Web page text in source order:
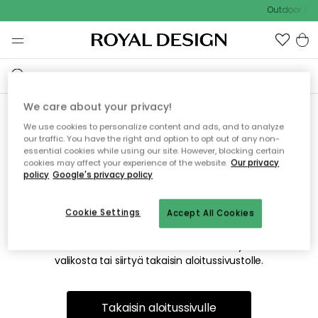
Outdoor
Emme valitettavasti löydä
etsimääsi sivua
Tämä voi johtua siitä, että sivua ei enää ole tai siitä, että se
on siirretty muualle. Pahoittelemme tästä mahdollisesti
valikosta tai siirtyä takaisin aloitussivustolle.
Takaisin aloitussivulle
We care about your privacy!
We use cookies to personalize content and ads, and to analyze
our traffic. You have the right and option to opt out of any non-
essential cookies while using our site. However, blocking certain
cookies may affect your experience of the website. Our privacy
policy Google's privacy policy
Accept All Cookies
Cookie Settings